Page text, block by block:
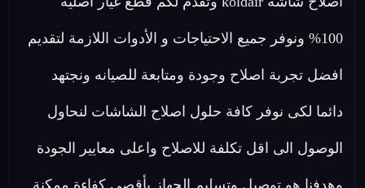
100% ونوفر جميع الاحتياجات و الأدوات اللازمة لتقديم
افضل تجربة اصلاح وجودة ومتابعة للصيانه ونجتهد
دائما لكى نوفر كافة حلول اصلاح الشاشات لنحاول
الوصول الى اقل تكلفة للاصلاح واعلى معايير الجودة
وهدفنا هو توصيل وتسليم الجهاز بأقصى كفاءة ممكنة .